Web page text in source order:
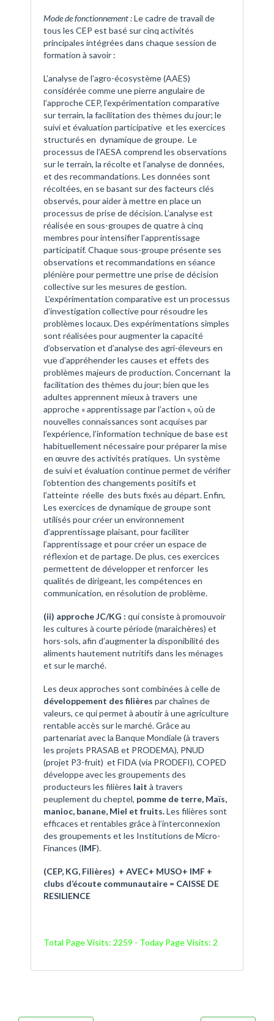
Mode de fonctionnement :Le cadre de travail de
tous les CEP est basé sur cinq activités
principales intégrées dans chaque session de
formation à savoir :
L’analyse de l’agro-écosystème (AAES)
considérée comme une pierre angulaire de
l’approche CEP, l’expérimentation comparative
sur terrain, la facilitation des thèmes du jour; le
suivi et évaluation participative et les exercices
structurés en dynamique de groupe. Le
processus de l’AESA comprend les observations
sur le terrain, la récolte et l’analyse de données,
et des recommandations. Les données sont
récoltées, en se basant sur des facteurs clés
observés, pour aider à mettre en place un
processus de prise de décision. L’analyse est
réalisée en sous-groupes de quatre à cinq
membres pour intensifier l’apprentissage
participatif. Chaque sous-groupe présente ses
observations et recommandations en séance
plénière pour permettre une prise de décision
collective sur les mesures de gestion.
L’expérimentation comparative est un processus
d’investigation collective pour résoudre les
problèmes locaux. Des expérimentations simples
sont réalisées pour augmenter la capacité
d’observation et d’analyse des agri-éleveurs en
vue d’appréhender les causes et effets des
problèmes majeurs de production. Concernant la
facilitation des thèmes du jour; bien que les
adultes apprennent mieux à travers une
approche « apprentissage par l’action », où de
nouvelles connaissances sont acquises par
l’expérience, l’information technique de base est
habituellement nécessaire pour préparer la mise
en œuvre des activités pratiques. Un système
de suivi et évaluation continue permet de vérifier
l’obtention des changements positifs et
l’atteinte réelle des buts fixés au départ. Enfin,
Les exercices de dynamique de groupe sont
utilisés pour créer un environnement
d’apprentissage plaisant, pour faciliter
l’apprentissage et pour créer un espace de
réflexion et de partage. De plus, ces exercices
permettent de développer et renforcer les
qualités de dirigeant, les compétences en
communication, en résolution de problème.
(ii) approche JC/KG : qui consiste à promouvoir
les cultures à courte période (maraichères) et
hors-sols, afin d’augmenter la disponibilité des
aliments hautement nutritifs dans les ménages
et sur le marché.
Les deux approches sont combinées à celle de
développement des filières par chaînes de
valeurs, ce qui permet à aboutir à une agriculture
rentable accès sur le marché. Grâce au
partenariat avec la Banque Mondiale (à travers
les projets PRASAB et PRODEMA), PNUD
(projet P3-fruit) et FIDA (via PRODEFI), COPED
développe avec les groupements des
producteurs les filières lait à travers
peuplement du cheptel, pomme de terre, Maïs,
manioc, banane, Miel et fruits.Les filières sont
efficaces et rentables grâce à l’interconnexion
des groupements et les Institutions de Micro-
Finances (IMF).
(CEP, KG, Filières) + AVEC+ MUSO+ IMF +
clubs d’écoute communautaire = CAISSE DE
RESILIENCE
Total Page Visits: 2259 - Today Page Visits: 2